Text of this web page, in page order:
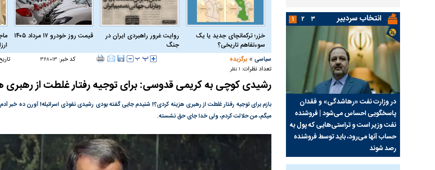
خزر؛ ترکمانچای جدید یا یک
سوءتفاهم تاریخی؟
روایت غرور راهبردی ایران در
جنگ
قیمت روز خودرو ۱۷ مرداد ۱۴۰۵
سیاسی » برگزیده کد خبر: ۳۶۸۰۱۳
تعداد نظرات: ۱ نظر
رشیدی کوچی به کریمی قدوسی: برای توجیه رفتار غلطت از رهبری
‌بازم برای توجیه رفتار غلطت از رهبری هزینه کردی؟! شنیدم جایی گفته بودی رشیدی نفوذی اسرائیله! آورن ده خبر
میگم، من حلالت کردم، ولی خدا جای حق نشسته.
انتخاب سردبیر
در وزارت نفت «رهاشدگی» و فقدان
پاسخگویی احساس می‌شود | فروشنده
نفت وزیر است و تراستی‌هایی که پول به
حساب آنها می‌رود، باید توسط فروشنده
رصد شوند
چرا رویای آمریکایی سرنگونی رژیم و
نابودی محور مقاومت تعبیر نشد؟ | پشت
واشنگتن را زمین زد
مطالعه رفتار هیستریک صدا و سیما علیه
کمپین نه به اعدام
در وزارت نفت
حساب آنها
رصد شوند
۱ ۲ ۳